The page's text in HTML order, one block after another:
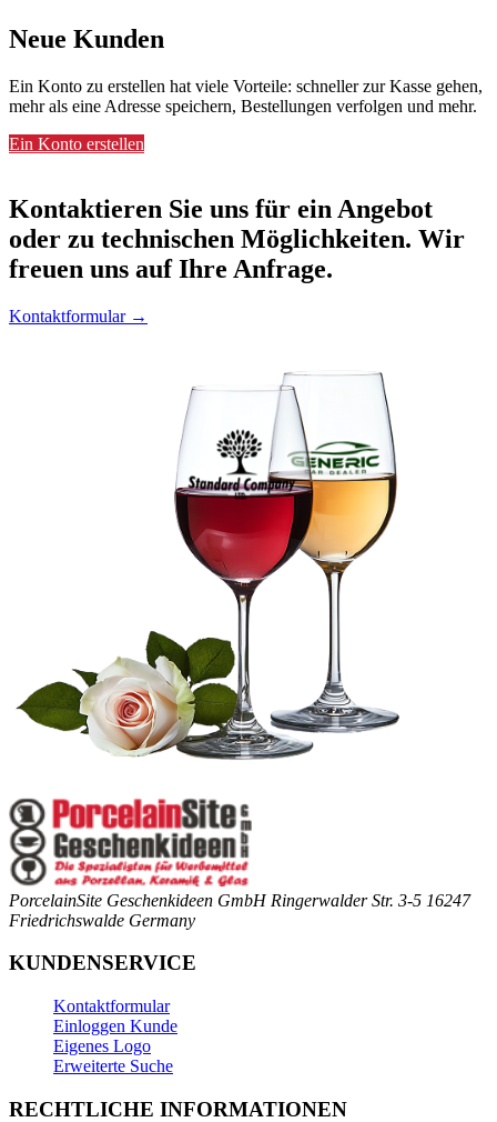
Neue Kunden
Ein Konto zu erstellen hat viele Vorteile: schneller zur Kasse gehen,
mehr als eine Adresse speichern, Bestellungen verfolgen und mehr.
Ein Konto erstellen
Kontaktieren Sie uns für ein Angebot
oder zu technischen Möglichkeiten. Wir
freuen uns auf Ihre Anfrage.
Kontaktformular →
PorcelainSite Geschenkideen GmbH Ringerwalder Str. 3-5 16247
Friedrichswalde Germany
KUNDENSERVICE
Kontaktformular
Einloggen Kunde
Eigenes Logo
Erweiterte Suche
RECHTLICHE INFORMATIONEN